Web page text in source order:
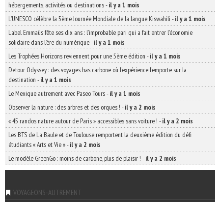
hébergements, activités ou destinations-il y a 1 mois
L’UNESCO célèbre la 5ème Journée Mondiale de la langue Kiswahili -il y a 1 mois
Label Emmaüs fête ses dix ans : l’improbable pari qui a fait entrer l’économie
solidaire dans l’ère du numérique-il y a 1 mois
Les Trophées Horizons reviennent pour une 5ème édition -il y a 1 mois
Detour Odyssey : des voyages bas carbone où l’expérience l’emporte sur la
destination -il y a 1 mois
Le Mexique autrement avec Paseo Tours-il y a 1 mois
Observer la nature : des arbres et des orques ! -il y a 2 mois
« 45 randos nature autour de Paris » accessibles sans voiture ! -il y a 2 mois
Les BTS de La Baule et de Toulouse remportent la deuxième édition du défi
étudiants « Arts et Vie »-il y a 2 mois
Le modèle GreenGo : moins de carbone, plus de plaisir ! -il y a 2 mois
VOYAGEONS-AUTREMENT